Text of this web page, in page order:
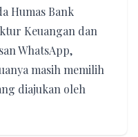
Humas Bank
Keuangan dan
WhatsApp,
masih memilih
diajukan oleh